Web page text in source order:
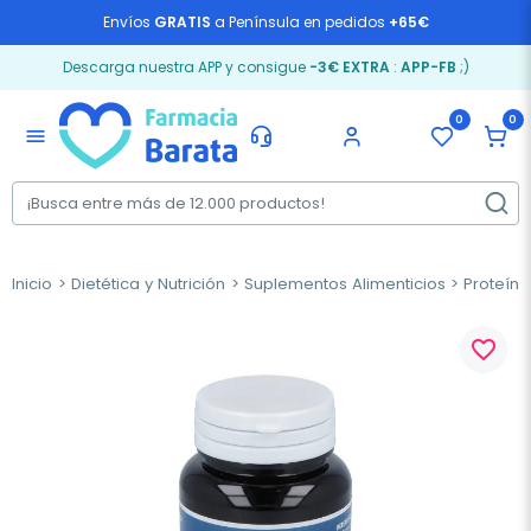
Envíos GRATIS a Península en pedidos +65€
Descarga nuestra APP y consigue -3€ EXTRA: APP-FB ;)
menu
0 0
Inicio Dietética y Nutrición Suplementos Alimenticios
favorite_border